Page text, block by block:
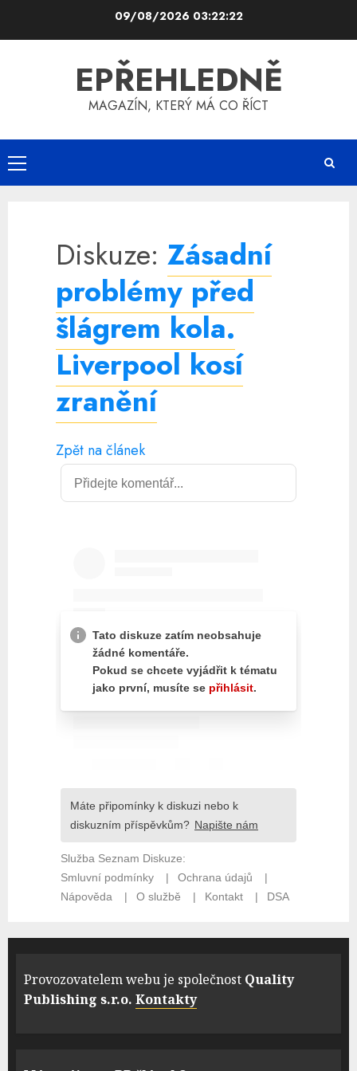
09/08/2026 03:22:22
EPŘEHLEDNĚ
MAGAZÍN, KTERÝ MÁ CO ŘÍCT
Primary
Menu
Diskuze: Zásadní
problémy před
šlágrem kola.
Liverpool kosí
zranění
Zpět na článek
Provozovatelem webu je společnost Quality
Publishing s.r.o. Kontakty